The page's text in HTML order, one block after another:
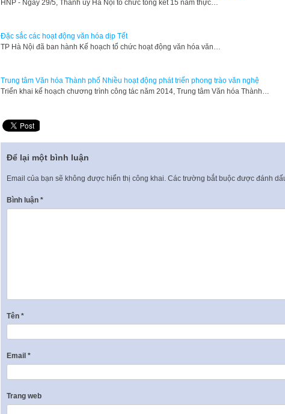
​HNP - Ngày 29/5, Thành ủy Hà Nội tổ chức tổng kết 15 năm thực…
Đặc sắc các hoạt động văn hóa dịp Tết
​TP Hà Nội đã ban hành Kế hoạch tổ chức hoạt động văn hóa văn…
Trung tâm Văn hóa Thành phố Nhiều hoạt động phát triển phong trào văn nghệ
​Triển khai kế hoạch chương trình công tác năm 2014, Trung tâm Văn hóa Thành…
Để lại một bình luận
Email của bạn sẽ không được hiển thị công khai. Các trường bắt buộc được đánh
Bình luận *
Tên *
Email *
Trang web